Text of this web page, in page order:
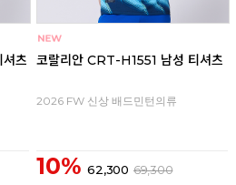
츠 코랄리안 CRT-H1551 남성 티셔츠
2026 FW 신상 배드민턴의류
10% 62,300 69,300